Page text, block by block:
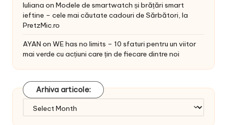
Iuliana on Modele de smartwatch și brățări smart
ieftine – cele mai căutate cadouri de Sărbători, la
PretzMic.ro
AYAN on WE has no limits – 10 sfaturi pentru un viitor
mai verde cu acțiuni care țin de fiecare dintre noi
Arhiva articole: